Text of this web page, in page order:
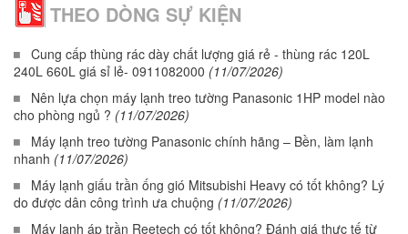
THEO DÒNG SỰ KIỆN
Cung cấp thùng rác dày chất lượng giá rẻ - thùng rác 120L
240L 660L giá sỉ lẻ- 0911082000 (11/07/2026)
Nên lựa chọn máy lạnh treo tường Panasonic 1HP model nào
cho phòng ngủ ? (11/07/2026)
Máy lạnh treo tường Panasonic chính hãng – Bền, làm lạnh
nhanh (11/07/2026)
Máy lạnh giấu trần ống gió Mitsubishi Heavy có tốt không? Lý
do được dân công trình ưa chuộng (11/07/2026)
Máy lạnh áp trần Reetech có tốt không? Đánh giá thực tế từ